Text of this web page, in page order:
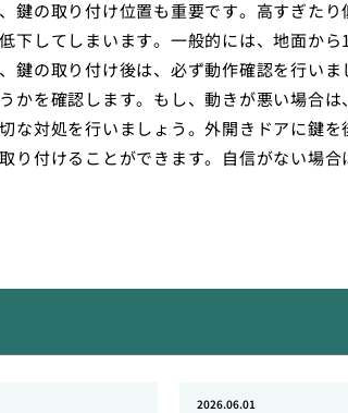
鍵の取り付け位置も重要です。高すぎた
下してしまいます。一般的には、地面か
鍵の取り付け後は、必ず動作確認を行い
かを確認します。もし、動きが悪い場合は
な対処を行いましょう。外開きドアに鍵
り付けることができます。自信がない場
2026.06.01